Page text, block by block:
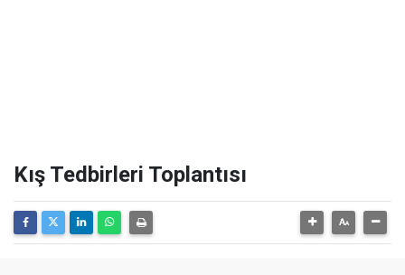
Kış Tedbirleri Toplantısı